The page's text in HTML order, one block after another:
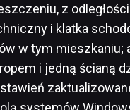
z
i klatka
w tym mieszkaniu;
i jedną ścianą